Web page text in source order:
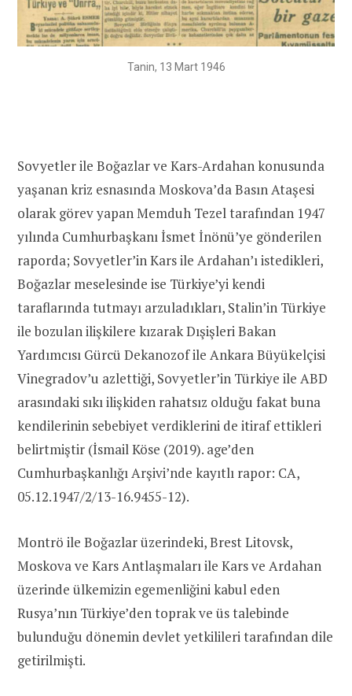
Tanin, 13 Mart 1946
Sovyetler ile Boğazlar ve Kars-Ardahan konusunda
yaşanan kriz esnasında Moskova’da Basın Ataşesi
olarak görev yapan Memduh Tezel tarafından 1947
yılında Cumhurbaşkanı İsmet İnönü’ye gönderilen
raporda; Sovyetler’in Kars ile Ardahan’ı istedikleri,
Boğazlar meselesinde ise Türkiye’yi kendi
taraflarında tutmayı arzuladıkları, Stalin’in Türkiye
ile bozulan ilişkilere kızarak Dışişleri Bakan
Yardımcısı Gürcü Dekanozof ile Ankara Büyükelçisi
Vinegradov’u azlettiği, Sovyetler’in Türkiye ile ABD
arasındaki sıkı ilişkiden rahatsız olduğu fakat buna
kendilerinin sebebiyet verdiklerini de itiraf ettikleri
belirtmiştir (İsmail Köse (2019). age’den
Cumhurbaşkanlığı Arşivi’nde kayıtlı rapor: CA,
05.12.1947/2/13-16.9455-12).
Montrö ile Boğazlar üzerindeki, Brest Litovsk,
Moskova ve Kars Antlaşmaları ile Kars ve Ardahan
üzerinde ülkemizin egemenliğini kabul eden
Rusya’nın Türkiye’den toprak ve üs talebinde
bulunduğu dönemin devlet yetkilileri tarafından dile
getirilmişti.